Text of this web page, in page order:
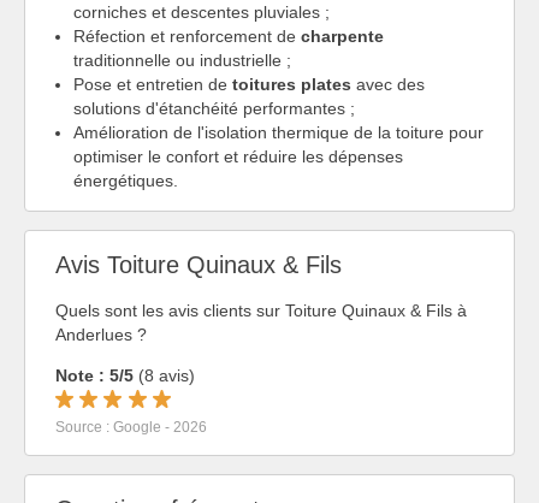
corniches et descentes pluviales ;
Réfection et renforcement de charpente
traditionnelle ou industrielle ;
Pose et entretien de toitures plates avec des
solutions d'étanchéité performantes ;
Amélioration de l'isolation thermique de la toiture pour
optimiser le confort et réduire les dépenses
énergétiques.
Avis Toiture Quinaux & Fils
Quels sont les avis clients sur Toiture Quinaux & Fils à
Anderlues ?
Note : 5/5 (8 avis)
Source : Google - 2026